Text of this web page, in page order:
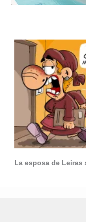
La esposa de Leiras